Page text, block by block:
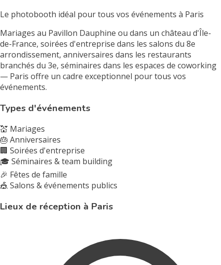
Le photobooth idéal pour tous vos événements à Paris
Mariages au Pavillon Dauphine ou dans un château d'Île-
de-France, soirées d'entreprise dans les salons du 8e
arrondissement, anniversaires dans les restaurants
branchés du 3e, séminaires dans les espaces de coworking
— Paris offre un cadre exceptionnel pour tous vos
événements.
Types d'événements
💒 Mariages
🎂 Anniversaires
🏢 Soirées d'entreprise
🎓 Séminaires & team building
🎉 Fêtes de famille
🎪 Salons & événements publics
Lieux de réception à Paris